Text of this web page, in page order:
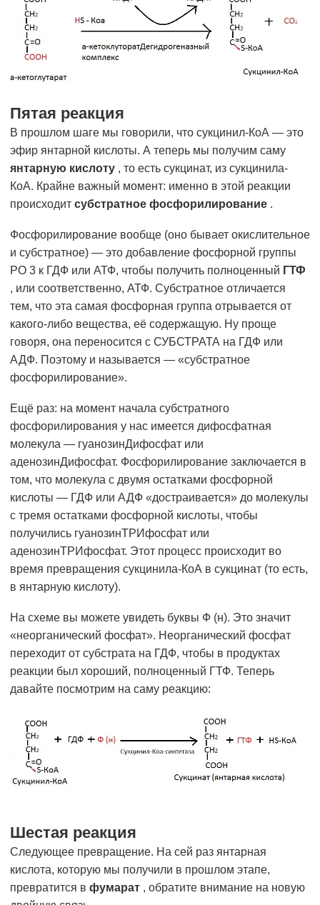
Пятая реакция
В прошлом шаге мы говорили, что сукцинил-КоА — это
эфир янтарной кислоты. А теперь мы получим саму
янтарную кислоту , то есть сукцинат, из сукцинила-
КоА. Крайне важный момент: именно в этой реакции
происходит субстратное фосфорилирование .
Фосфорилирование вообще (оно бывает окислительное
и субстратное) — это добавление фосфорной группы
PO 3 к ГДФ или АТФ, чтобы получить полноценный ГТФ
, или соответственно, АТФ. Субстратное отличается
тем, что эта самая фосфорная группа отрывается от
какого-либо вещества, её содержащую. Ну проще
говоря, она переносится с СУБСТРАТА на ГДФ или
АДФ. Поэтому и называется — «субстратное
фосфорилирование».
Ещё раз: на момент начала субстратного
фосфорилирования у нас имеется дифосфатная
молекула — гуанозинДифосфат или
аденозинДифосфат. Фосфорилирование заключается в
том, что молекула с двумя остатками фосфорной
кислоты — ГДФ или АДФ «достраивается» до молекулы
с тремя остатками фосфорной кислоты, чтобы
получились гуанозинТРИфосфат или
аденозинТРИфосфат. Этот процесс происходит во
время превращения сукцинила-КоА в сукцинат (то есть,
в янтарную кислоту).
На схеме вы можете увидеть буквы Ф (н). Это значит
«неорганический фосфат». Неорганический фосфат
переходит от субстрата на ГДФ, чтобы в продуктах
реакции был хороший, полноценный ГТФ. Теперь
давайте посмотрим на саму реакцию:
Шестая реакция
Следующее превращение. На сей раз янтарная
кислота, которую мы получили в прошлом этапе,
превратится в фумарат , обратите внимание на новую